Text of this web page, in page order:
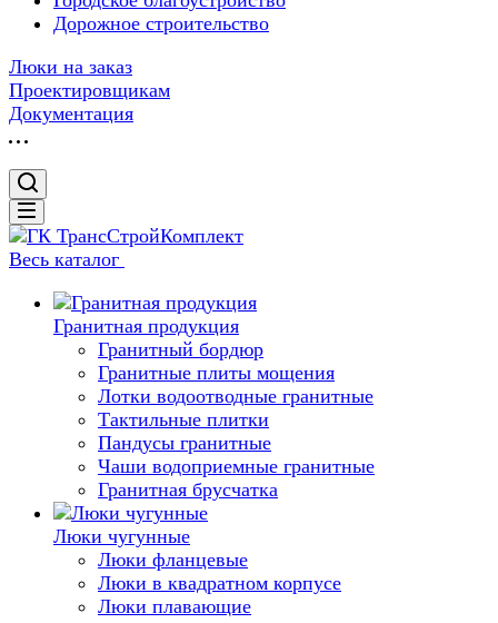
Дорожное строительство
Люки на заказ
Проектировщикам
Документация
Весь каталог
Гранитная продукция
Гранитный бордюр
Гранитные плиты мощения
Лотки водоотводные гранитные
Тактильные плитки
Пандусы гранитные
Чаши водоприемные гранитные
Гранитная брусчатка
Люки чугунные
Люки фланцевые
Люки в квадратном корпусе
Люки плавающие